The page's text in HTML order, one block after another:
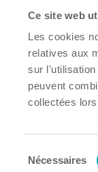
Ce site web
Les cookies
relatives aux
sur
peuvent
collectées
Nécessaires
de Trois-